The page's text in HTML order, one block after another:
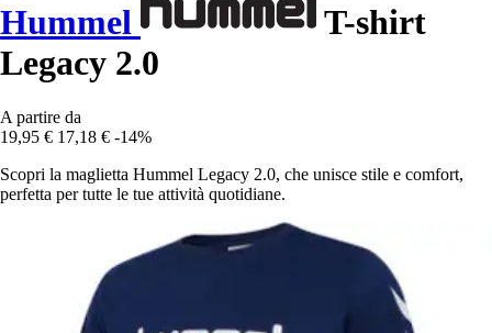
Hummel
T-shirt
Legacy 2.0
A partire da
19,95 € 17,18 € -14%
Scopri la maglietta Hummel Legacy 2.0, che unisce stile e comfort,
perfetta per tutte le tue attività quotidiane.